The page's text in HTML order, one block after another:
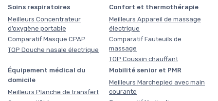
Soins respiratoires
Meilleurs Concentrateur
d’oxygène portable
Comparatif Masque CPAP
TOP Douche nasale électrique
Confort et thermothérapie
Meilleurs Appareil de massage
électrique
Comparatif Fauteuils de
massage
TOP Coussin chauffant
Équipement médical du
domicile
Meilleurs Planche de transfert
Mobilité senior et PMR
Meilleurs Marchepied avec main
courante